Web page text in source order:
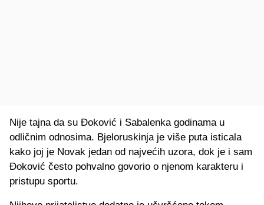
Nije tajna da su Đoković i Sabalenka godinama u
odličnim odnosima. Bjeloruskinja je više puta isticala
kako joj je Novak jedan od najvećih uzora, dok je i sam
Đoković često pohvalno govorio o njenom karakteru i
pristupu sportu.